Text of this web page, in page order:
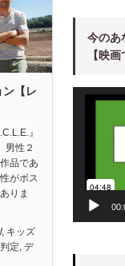
ン【レ
』
男性２
品であ
がボス
りま
, キッズ
定, デ
今のあ
【映
動